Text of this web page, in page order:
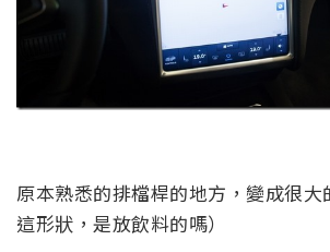
原本熟悉的排檔桿的地方，變成很大
這形狀，是放飲料的嗎）